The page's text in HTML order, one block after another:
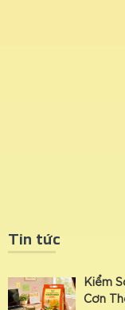
Tin tức
Kiểm
Cơn